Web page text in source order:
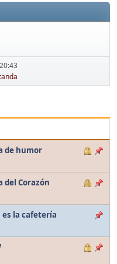
de humor
del Corazón
la cafetería